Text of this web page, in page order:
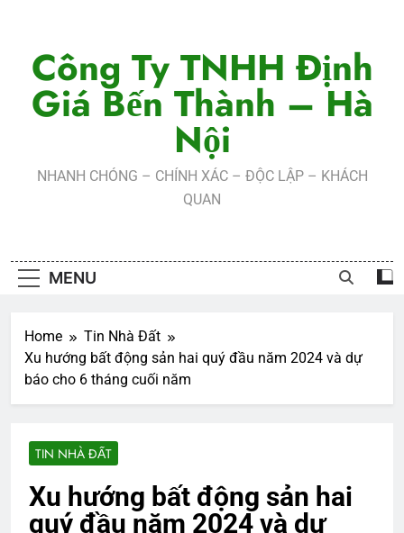
contentCông Ty TNHH Định
Giá Bến Thành – Hà
Nội
NHANH CHÓNG – CHÍNH XÁC – ĐỘC LẬP – KHÁCH
QUAN
MENU
Home
Tin Nhà Đất
Xu hướng bất động sản hai quý đầu năm 2024 và dự
báo cho 6 tháng cuối năm
TIN NHÀ ĐẤT
Xu hướng bất động sản hai
quý đầu năm 2024 và dự